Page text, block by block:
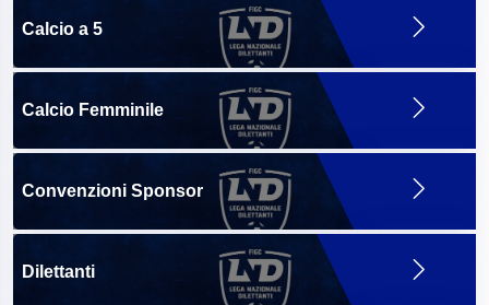
Calcio a 5
Calcio Femminile
Convenzioni Sponsor
Dilettanti